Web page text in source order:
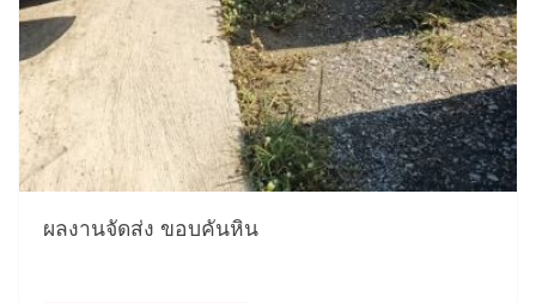
ผลงานจัดส่ง ขอบคันหิน